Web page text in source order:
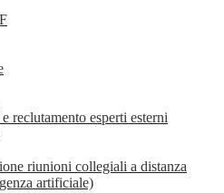
reclutamento esperti esterni
riunioni collegiali a distanza
artificiale)